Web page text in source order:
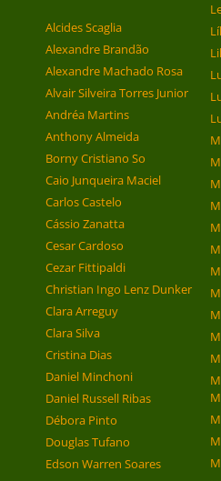
Alcides Scaglia
Alexandre Brandão
Alexandre Machado Rosa
Alvair Silveira Torres Junior
Andréa Martins
Anthony Almeida
Borny Cristiano So
Caio Junqueira Maciel
Carlos Castelo
Cássio Zanatta
Cesar Cardoso
Cezar Fittipaldi
Christian Ingo Lenz Dunker
Clara Arreguy
Clara Silva
Cristina Dias
Daniel Minchoni
Daniel Russell Ribas
Débora Pinto
Douglas Tufano
Edson Warren Soares